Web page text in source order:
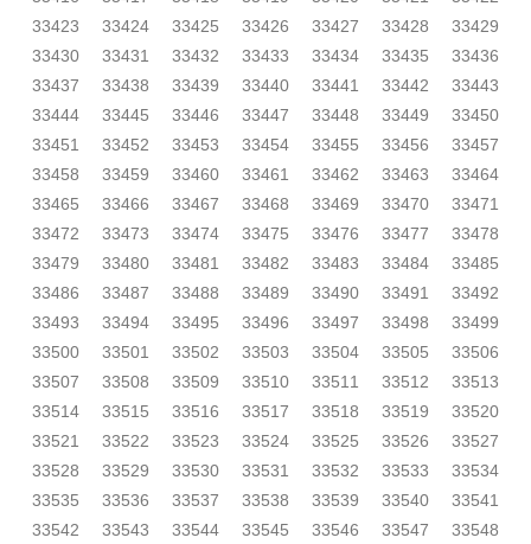
33423
33424 33425 33426 33427 33428
33429
33430
33431 33432 33433 33434 33435
33436
33437
33438 33439 33440 33441 33442
33443
33444
33445 33446 33447 33448 33449
33450
33451
33452 33453 33454 33455 33456
33457
33458
33459 33460 33461 33462 33463
33464
33465
33466 33467 33468 33469 33470
33471
33472
33473 33474 33475 33476 33477
33478
33479
33480 33481 33482 33483 33484
33485
33486
33487 33488 33489 33490 33491
33492
33493
33494 33495 33496 33497 33498
33499
33500
33501 33502 33503 33504 33505
33506
33507
33508 33509 33510 33511 33512
33513
33514
33515 33516 33517 33518 33519
33520
33521
33522 33523 33524 33525 33526
33527
33528
33529 33530 33531 33532 33533
33534
33535
33536 33537 33538 33539 33540
33541
33542
33543 33544 33545 33546 33547 33548